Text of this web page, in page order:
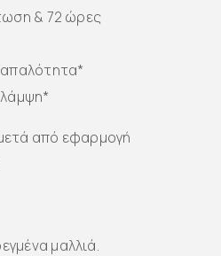
& 72 ώρες
από εφαρμογή
μαλλιά.